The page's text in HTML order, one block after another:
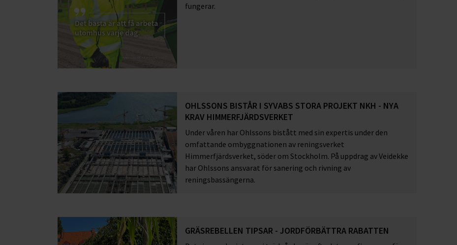
fungerar.
OHLSSONS BISTÅR I SYVABS STORA PROJEKT NKH - NYA
KRAV HIMMERFJÄRDSVERKET
Under våren har Ohlssons bistått med sin expertis under den
omfattande ombyggnationen av reningsverket
Himmerfjärdsverket, söder om Stockholm. På uppdrag av Veidekke
har Ohlssons ansvarat för sanering och rivning av
reningsbassängerna.
GRÄSREBELLEN TIPSAR - JORDFÖRBÄTTRA RABATTEN